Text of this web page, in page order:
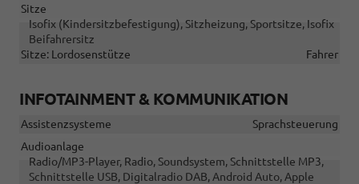
Sitze
Isofix (Kindersitzbefestigung), Sitzheizung, Sportsitze, Isofix
Beifahrersitz
Sitze: Lordosenstütze
Fahrer
INFOTAINMENT & KOMMUNIKATION
Assistenzsysteme
Sprachsteuerung
Audioanlage
Radio/MP3-Player, Radio, Soundsystem, Schnittstelle MP3,
Schnittstelle USB, Digitalradio DAB, Android Auto, Apple